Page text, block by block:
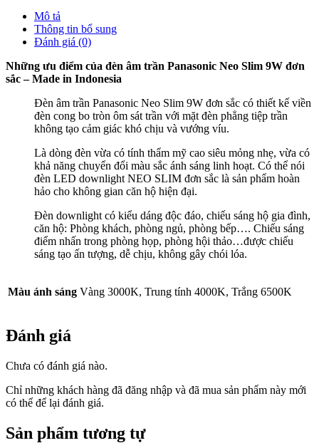
Mô tả
Thông tin bổ sung
Đánh giá (0)
Những ưu điểm của đèn âm trần Panasonic Neo Slim 9W đơn
sắc – Made in Indonesia
Đèn âm trần Panasonic Neo Slim 9W đơn sắc có thiết kế viền
đèn cong bo tròn ôm sát trần với mặt đèn phẳng tiệp trần
không tạo cảm giác khó chịu và vướng víu.
Là dòng đèn vừa có tính thẩm mỹ cao siêu mỏng nhẹ, vừa có
khả năng chuyển đổi màu sắc ánh sáng linh hoạt. Có thể nói
đèn LED downlight NEO SLIM đơn sắc là sản phẩm hoàn
hảo cho không gian căn hộ hiện đại.
Đèn downlight có kiểu dáng độc đáo, chiếu sáng hộ gia đình,
căn hộ: Phòng khách, phòng ngủ, phòng bếp…. Chiếu sáng
điểm nhấn trong phòng họp, phòng hội thảo…được chiếu
sáng tạo ấn tượng, dễ chịu, không gây chói lóa.
Màu ánh sáng Vàng 3000K, Trung tính 4000K, Trắng 6500K
Đánh giá
Chưa có đánh giá nào.
Chỉ những khách hàng đã đăng nhập và đã mua sản phẩm này mới
có thể để lại đánh giá.
Sản phẩm tương tự